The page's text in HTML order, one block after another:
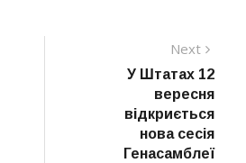
Next
post:
У Штатах 12
вересня
відкриється
нова сесія
Генасамблеї